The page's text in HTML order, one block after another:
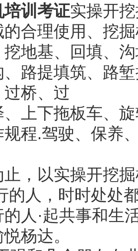
培训考证实操开
合理使用、挖
地基、回填、
路提填筑、路
桥、过
、上下拖板车、
规程.驾驶、保养
，以实操开挖
的人，时时处处
人·起共事和生
杨达。